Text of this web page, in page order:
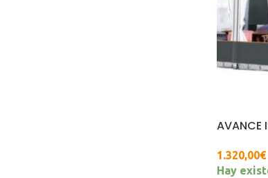
AVANCE
1.320,00€
Hay